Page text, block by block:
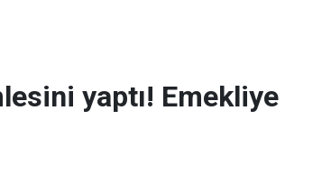
yaptı! Emekliye